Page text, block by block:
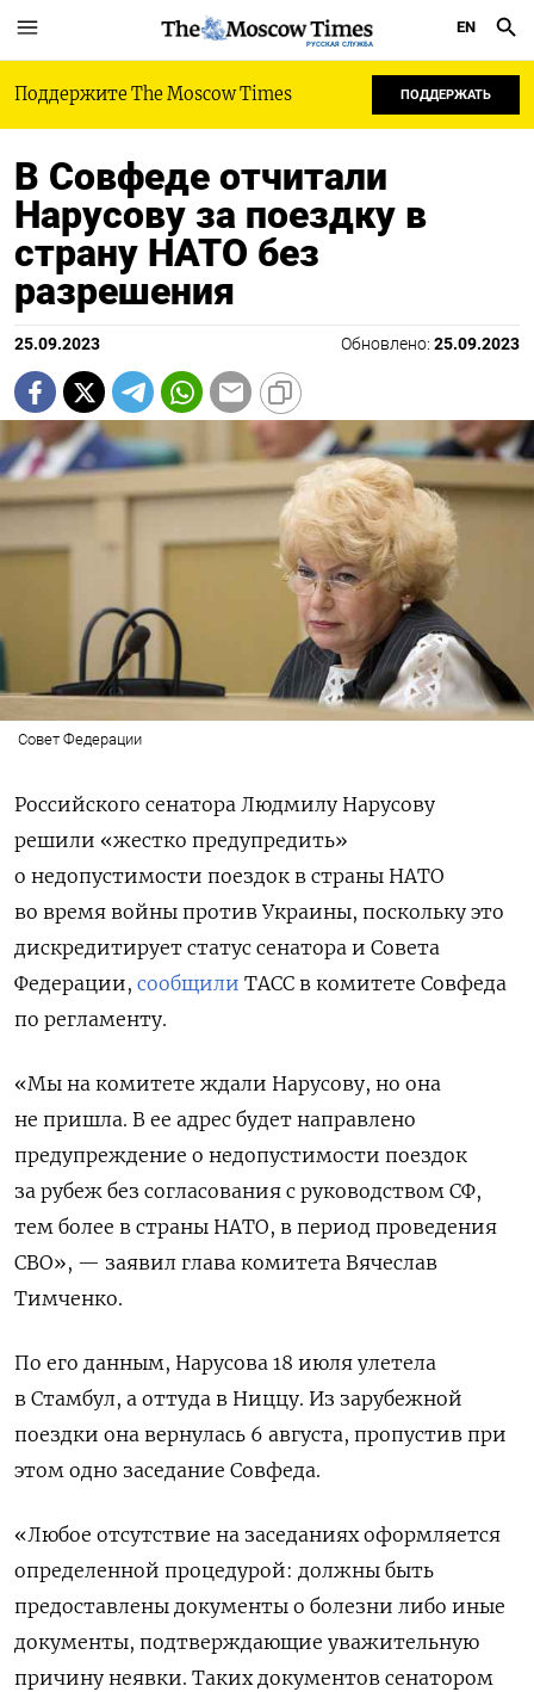
РУССКАЯ СЛУЖБА
EN
Поддержите The Moscow Times ПОДДЕРЖАТЬ
В Совфеде отчитали
Нарусову за поездку в
страну НАТО без
разрешения
25.09.2023 Обновлено: 25.09.2023
Совет Федерации
Российского сенатора Людмилу Нарусову
решили «жестко предупредить»
о недопустимости поездок в страны НАТО
во время войны против Украины, поскольку это
дискредитирует статус сенатора и Совета
Федерации, сообщили ТАСС в комитете Совфеда
по регламенту.
«Мы на комитете ждали Нарусову, но она
не пришла. В ее адрес будет направлено
предупреждение о недопустимости поездок
за рубеж без согласования с руководством СФ,
тем более в страны НАТО, в период проведения
СВО», — заявил глава комитета Вячеслав
Тимченко.
По его данным, Нарусова 18 июля улетела
в Стамбул, а оттуда в Ниццу. Из зарубежной
поездки она вернулась 6 августа, пропустив при
этом одно заседание Совфеда.
«Любое отсутствие на заседаниях оформляется
определенной процедурой: должны быть
предоставлены документы о болезни либо иные
документы, подтверждающие уважительную
причину неявки. Таких документов сенатором